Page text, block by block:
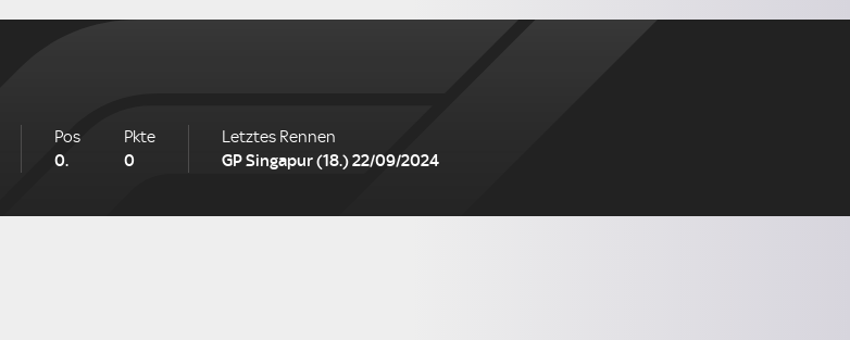
Pos
0.
Pkte
0
Letztes Rennen
GP Singapur (18.) 22/09/2024